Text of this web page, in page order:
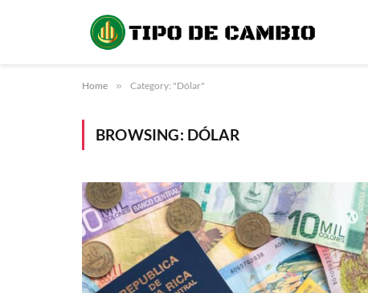
Home » Category: "Dólar"
BROWSING: DÓLAR